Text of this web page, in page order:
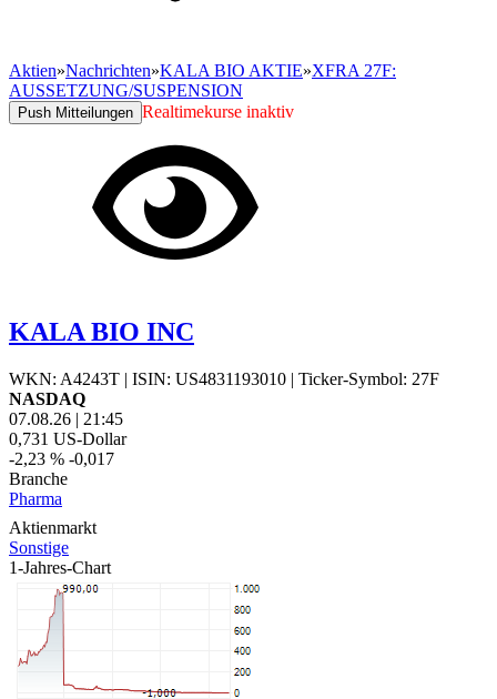
Aktien»Nachrichten»KALA BIO AKTIE»XFRA 27F:
AUSSETZUNG/SUSPENSION
Push Mitteilungen Realtimekurse inaktiv
KALA BIO INC
WKN: A4243T | ISIN: US4831193010 | Ticker-Symbol: 27F
NASDAQ
07.08.26 | 21:45
0,731 US-Dollar
-2,23 % -0,017
Branche
Pharma
Aktienmarkt
Sonstige
1-Jahres-Chart